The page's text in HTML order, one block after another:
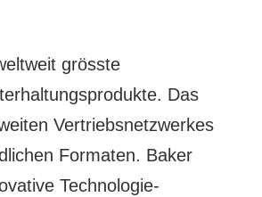
grösste
Das
Vertriebsnetzwerkes
Formaten. Baker
Technologie-